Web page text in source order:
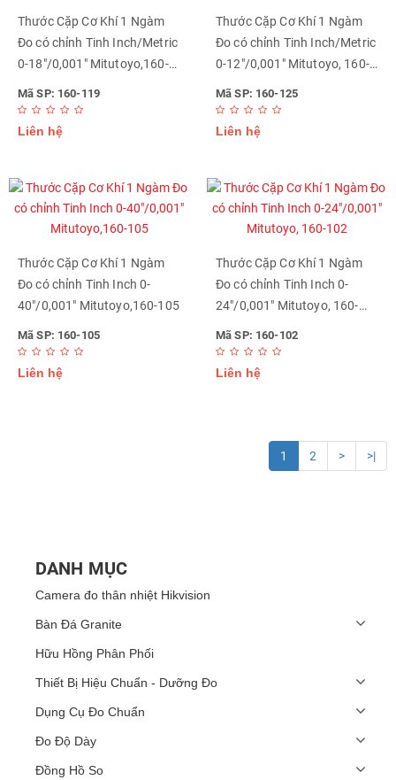
Thước Cặp Cơ Khí 1 Ngàm
Đo có chỉnh Tinh Inch/Metric
0-18"/0,001" Mitutoyo,160-
119
Mã SP: 160-119
Liên hệ
Thước Cặp Cơ Khí 1 Ngàm
Đo có chỉnh Tinh Inch/Metric
0-12"/0,001" Mitutoyo, 160-
125
Mã SP: 160-125
Liên hệ
Thước Cặp Cơ Khí 1 Ngàm
Đo có chỉnh Tinh Inch 0-
40"/0,001" Mitutoyo,160-105
Mã SP: 160-105
Liên hệ
Thước Cặp Cơ Khí 1 Ngàm
Đo có chỉnh Tinh Inch 0-
24"/0,001" Mitutoyo, 160-
102
Mã SP: 160-102
Liên hệ
1 2 > >|
DANH MỤC
Camera đo thân nhiệt Hikvision
Bàn Đá Granite
Hữu Hồng Phân Phối
Thiết Bị Hiệu Chuẩn - Dưỡng Đo
Dụng Cụ Đo Chuẩn
Đo Độ Dày
Đồng Hồ So